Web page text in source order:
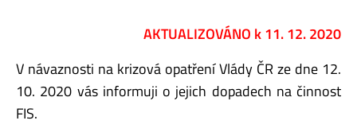
AKTUALIZOVÁNO k 11. 12. 2020
V návaznosti na krizová opatření Vlády ČR ze dne 12.
10. 2020 vás informuji o jejich dopadech na činnost
FIS.